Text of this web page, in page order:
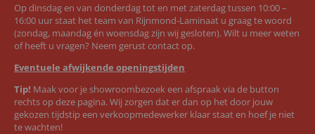
Op dinsdag en van donderdag tot en met zaterdag tussen 10:00 –
16:00 uur staat het team van Rijnmond-Laminaat u graag te woord
(zondag, maandag én woensdag zijn wij gesloten). Wilt u meer weten
of heeft u vragen? Neem gerust contact op.
Eventuele afwijkende openingstijden
Tip! Maak voor je showroombezoek een afspraak via de button
rechts op deze pagina. Wij zorgen dat er dan op het door jouw
gekozen tijdstip een verkoopmedewerker klaar staat en hoef je niet
te wachten!